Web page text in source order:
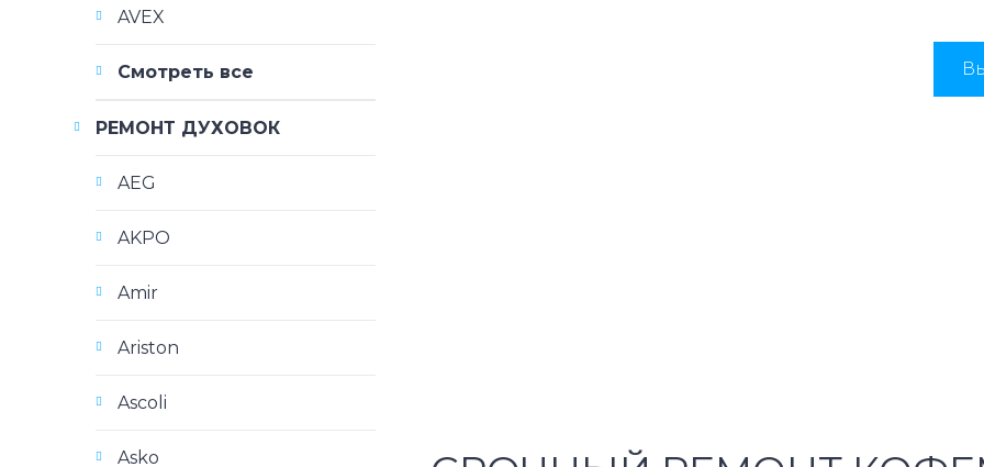
AVEX
Смотреть все
РЕМОНТ ДУХОВОК
AEG
AKPO
Amir
Ariston
Ascoli
Asko